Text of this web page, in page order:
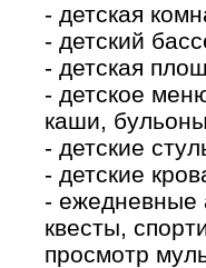
- детская
- детский
- детская
- детское
каши,
- детские
- детские
- ежедневные
квесты,
просмотр